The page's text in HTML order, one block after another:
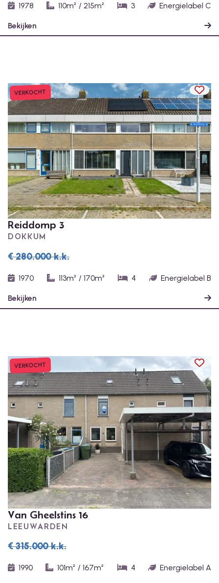
1978 110m² / 215m² 3 Energielabel C
Bekijken
VERKOCHT
Reiddomp 3
DOKKUM
€ 280.000k.k.
1970 113m² / 170m² 4 Energielabel B
Bekijken
VERKOCHT
Van Gheelstins 16
LEEUWARDEN
€ 315.000k.k.
1990 101m² /167m² 4 Energielabel A